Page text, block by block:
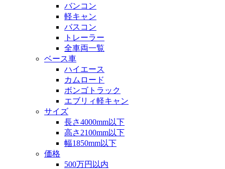
バンコン
軽キャン
バスコン
トレーラー
全車両一覧
ベース車
ハイエース
カムロード
ボンゴトラック
エブリィ軽キャン
サイズ
長さ4000mm以下
高さ2100mm以下
幅1850mm以下
価格
500万円以内